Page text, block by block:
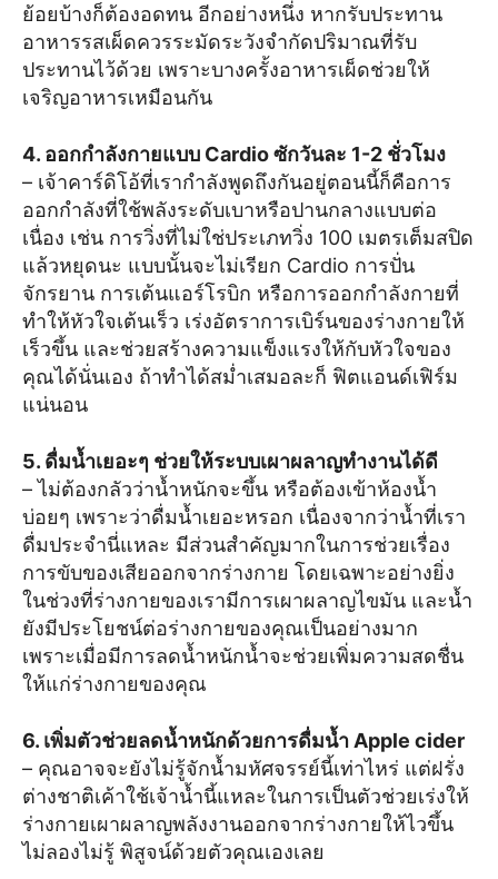
ย้อยบ้างก็ต้องอดทน อีกอย่างหนึ่ง หากรับประทาน
อาหารรสเผ็ดควรระมัดระวังจำกัดปริมาณที่รับ
ประทานไว้ด้วย เพราะบางครั้งอาหารเผ็ดช่วยให้
เจริญอาหารเหมือนกัน
4. ออกกำลังกายแบบ Cardio ซักวันละ 1-2 ชั่วโมง
– เจ้าคาร์ดิโอ้ที่เรากำลังพูดถึงกันอยู่ตอนนี้ก็คือการ
ออกกำลังที่ใช้พลังระดับเบาหรือปานกลางแบบต่อ
เนื่อง เช่น การวิ่งที่ไม่ใช่ประเภทวิ่ง 100 เมตรเต็มสปิด
แล้วหยุดนะ แบบนั้นจะไม่เรียก Cardio การปั่น
จักรยาน การเต้นแอร์โรบิก หรือการออกกำลังกายที่
ทำให้หัวใจเต้นเร็ว เร่งอัตราการเบิร์นของร่างกายให้
เร็วขึ้น และช่วยสร้างความแข็งแรงให้กับหัวใจของ
คุณได้นั่นเอง ถ้าทำได้สม่ำเสมอละก็ ฟิตแอนด์เฟิร์ม
แน่นอน
5. ดื่มน้ำเยอะๆ ช่วยให้ระบบเผาผลาญทำงานได้ดี
– ไม่ต้องกลัวว่าน้ำหนักจะขึ้น หรือต้องเข้าห้องน้ำ
บ่อยๆ เพราะว่าดื่มน้ำเยอะหรอก เนื่องจากว่าน้ำที่เรา
ดื่มประจำนี่แหละ มีส่วนสำคัญมากในการช่วยเรื่อง
การขับของเสียออกจากร่างกาย โดยเฉพาะอย่างยิ่ง
ในช่วงที่ร่างกายของเรามีการเผาผลาญไขมัน และน้ำ
ยังมีประโยชน์ต่อร่างกายของคุณเป็นอย่างมาก
เพราะเมื่อมีการลดน้ำหนักน้ำจะช่วยเพิ่มความสดชื่น
ให้แก่ร่างกายของคุณ
6. เพิ่มตัวช่วยลดน้ำหนักด้วยการดื่มน้ำ Apple cider
– คุณอาจจะยังไม่รู้จักน้ำมหัศจรรย์นี้เท่าไหร่ แต่ฝรั่ง
ต่างชาติเค้าใช้เจ้าน้ำนี้แหละในการเป็นตัวช่วยเร่งให้
ร่างกายเผาผลาญพลังงานออกจากร่างกายให้ไวขึ้น
ไม่ลองไม่รู้ พิสูจน์ด้วยตัวคุณเองเลย